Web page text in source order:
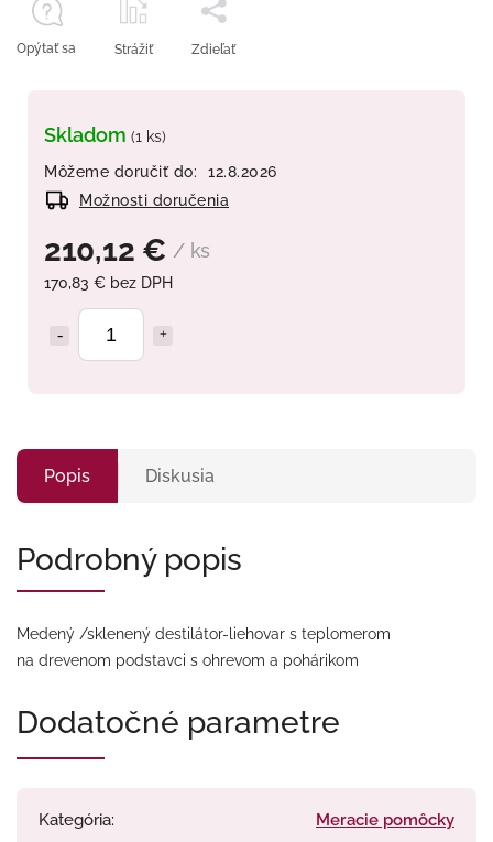
210,12 € / ks
170,83 € bez DPH
Skladom (1 ks)
Môžeme doručiť do:
12.8.2026
Možnosti doručenia
Opýtať sa Strážiť Zdieľať
Popis Diskusia
Podrobný popis
Medený /sklenený destilátor-liehovar s teplomerom
na drevenom podstavci s ohrevom a pohárikom
Dodatočné parametre
Kategória: Meracie pomôcky